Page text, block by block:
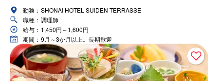
勤務： SHONAI HOTEL SUIDEN TERRASSE
職種： 調理師
給与： 1,450円～1,600円
期間： 9月～3か月以上。長期歓迎